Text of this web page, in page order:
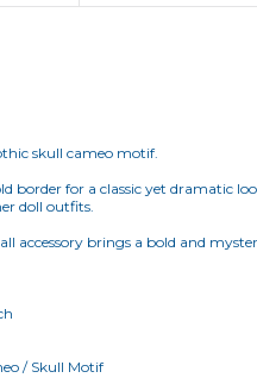
skull cameo motif.
for a classic yet dramatic
doll outfits.
accessory brings a bold and
/ Skull Motif